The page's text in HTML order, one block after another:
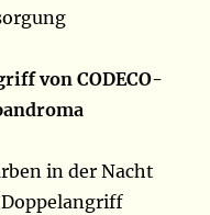
von CODECO-
in der Nacht
Doppelangriff